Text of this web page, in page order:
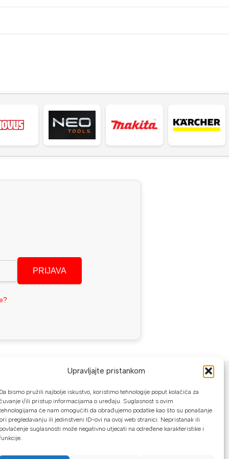
Upravljajte pristankom
Da bismo pružili najbolje iskustvo, koristimo tehnologije poput kolačića za
i/ili pristup informacijama o uređaju. Suglasnost s ovim
će nam omogućiti da obrađujemo podatke kao što su ponašanje
pri pregledavanju ili jedinstveni ID-ovi na ovoj web stranici. Nepristanak ili
povlačenje suglasnosti može negativno utjecati na određene karakteristike i
PRIJAVA
NAČINI PLAĆANJA
U našoj web trgovini možete platiti:
Kreditnim karticama jednokratno ili do
24 rate